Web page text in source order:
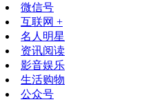
微信号
互联网 +
名人明星
资讯阅读
影音娱乐
生活购物
公众号